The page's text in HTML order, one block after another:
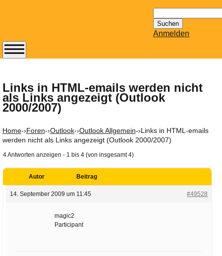
nach:
Anmelden
Links in HTML-emails werden nicht
als Links angezeigt (Outlook
2000/2007)
Home-›Foren-›Outlook-›Outlook Allgemein-›Links in HTML-emails
werden nicht als Links angezeigt (Outlook 2000/2007)
4 Antworten anzeigen - 1 bis 4 (von insgesamt 4)
Autor Beitrag
14. September 2009 um 11:45 #49528
magic2
Participant
Abonnieren Sie den
erscheinenden
Newsletter von
Mailhilfe.de
Der ständig aktuelle
Tipps zu Thema
Email für Sie
Wie z.B. Outlook,
GMail, Thunderbird
oder auch
Ihre E-Mail